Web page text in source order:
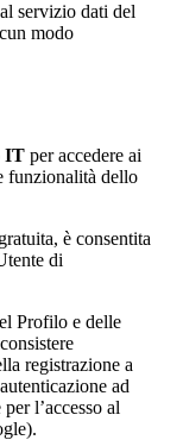
servizio dati del
modo
IT per accedere ai
funzionalità dello
è consentita
di
Profilo e delle
registrazione a
ad
l’accesso al